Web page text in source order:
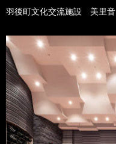
羽後町文化交流施設 美里音